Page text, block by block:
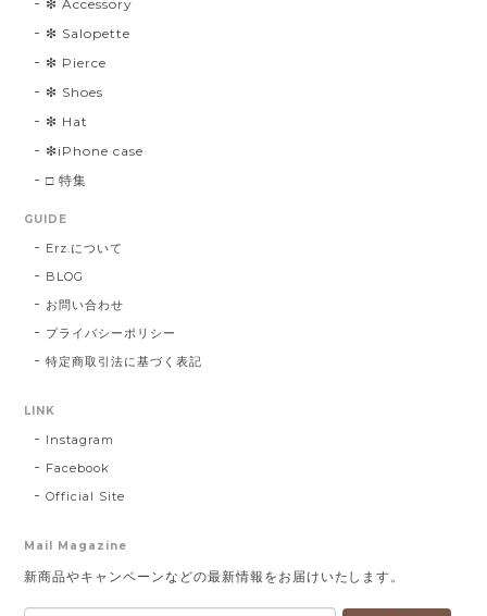
❇︎ Accessory
❇︎ Salopette
❇︎ Pierce
❇︎ Shoes
❇︎ Hat
❇︎iPhone case
□ 特集
GUIDE
Erz.について
BLOG
お問い合わせ
プライバシーポリシー
特定商取引法に基づく表記
LINK
Instagram
Facebook
Official Site
Mail Magazine
新商品やキャンペーンなどの最新情報をお届けいたします。